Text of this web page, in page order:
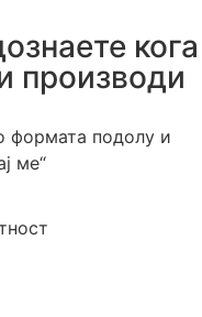
кога
производи
формата подолу и
ме“